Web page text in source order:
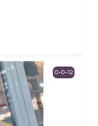
0-0-12